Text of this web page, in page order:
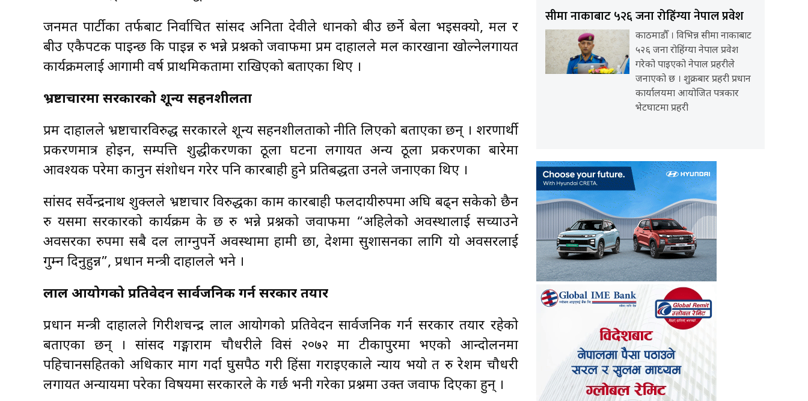
जनमत पार्टीका तर्फबाट निर्वाचित सांसद अनिता देवीले धानको बीउ छर्ने बेला भइसक्यो, मल र
बीउ एकैपटक पाइन्छ कि पाइन्न रु भन्ने प्रश्नको जवाफमा प्रम दाहालले मल कारखाना खोल्नेलगायत
कार्यक्रमलाई आगामी वर्ष प्राथमिकतामा राखिएको बताएका थिए ।
भ्रष्टाचारमा सरकारको शून्य सहनशीलता
प्रम दाहालले भ्रष्टाचारविरुद्ध सरकारले शून्य सहनशीलताको नीति लिएको बताएका छन् । शरणार्थी
प्रकरणमात्र होइन, सम्पत्ति शुद्धीकरणका ठूला घटना लगायत अन्य ठूला प्रकरणका बारेमा
आवश्यक परेमा कानुन संशोधन गरेर पनि कारबाही हुने प्रतिबद्धता उनले जनाएका थिए ।
सांसद सर्वेन्द्रनाथ शुक्लले भ्रष्टाचार विरुद्धका काम कारबाही फलदायीरुपमा अघि बढ्न सकेको छैन
रु यसमा सरकारको कार्यक्रम के छ रु भन्ने प्रश्नको जवाफमा “अहिलेको अवस्थालाई सच्याउने
अवसरका रुपमा सबै दल लाग्नुपर्ने अवस्थामा हामी छौँ, देशमा सुशासनका लागि यो अवसरलाई
गुम्न दिनुहुन्न”, प्रधान मन्त्री दाहालले भने ।
लाल आयोगको प्रतिवेदन सार्वजनिक गर्न सरकार तयार
प्रधान मन्त्री दाहालले गिरीशचन्द्र लाल आयोगको प्रतिवेदन सार्वजनिक गर्न सरकार तयार रहेको
बताएका छन् । सांसद गङ्गाराम चौधरीले विसं २०७२ मा टीकापुरमा भएको आन्दोलनमा
पहिचानसहितको अधिकार माग गर्दा घुसपैठ गरी हिंसा गराइएकाले न्याय भयो त रु रेशम चौधरी
लगायत अन्यायमा परेका विषयमा सरकारले के गर्छ भनी गरेका प्रश्नमा उक्त जवाफ दिएका हुन् ।
सीमा नाकाबाट ५२६ जना रोहिंग्या नेपाल प्रवेश
काठमाडौँ । विभिन्न सीमा नाकाबाट
५२६ जना रोहिंग्या नेपाल प्रवेश
गरेको पाइएको नेपाल प्रहरीले
जनाएको छ । शुक्रबार प्रहरी प्रधान
कार्यालयमा आयोजित पत्रकार
भेटघाटमा प्रहरी